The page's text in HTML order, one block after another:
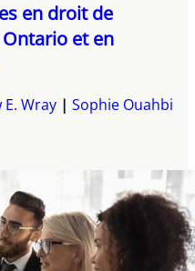
en droit de
Ontario et en
Wray
Sophie Ouahbi